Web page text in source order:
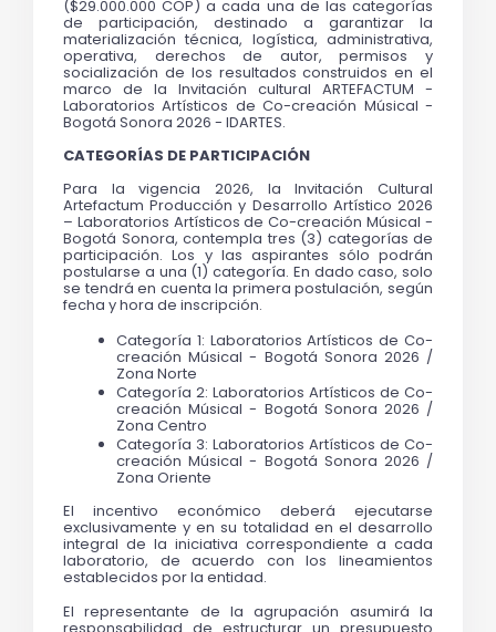
($29.000.000 COP) a cada una de las categorías
de participación, destinado a garantizar la
materialización técnica, logística, administrativa,
operativa, derechos de autor, permisos y
socialización de los resultados construidos en el
marco de la Invitación cultural ARTEFACTUM -
Laboratorios Artísticos de Co-creación Músical -
Bogotá Sonora 2026 - IDARTES.
CATEGORÍAS DE PARTICIPACIÓN
Para la vigencia 2026, la Invitación Cultural
Artefactum Producción y Desarrollo Artístico 2026
– Laboratorios Artísticos de Co-creación Músical -
Bogotá Sonora, contempla tres (3) categorías de
participación. Los y las aspirantes sólo podrán
postularse a una (1) categoría. En dado caso, solo
se tendrá en cuenta la primera postulación, según
fecha y hora de inscripción.
Categoría 1: Laboratorios Artísticos de Co-
creación Músical - Bogotá Sonora 2026 /
Zona Norte
Categoría 2: Laboratorios Artísticos de Co-
creación Músical - Bogotá Sonora 2026 /
Zona Centro
Categoría 3: Laboratorios Artísticos de Co-
creación Músical - Bogotá Sonora 2026 /
Zona Oriente
El incentivo económico deberá ejecutarse
exclusivamente y en su totalidad en el desarrollo
integral de la iniciativa correspondiente a cada
laboratorio, de acuerdo con los lineamientos
establecidos por la entidad.
El representante de la agrupación asumirá la